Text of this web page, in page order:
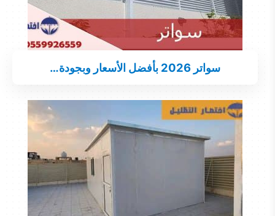
سواتر 2026 بأفضل الأسعار وبجودة…